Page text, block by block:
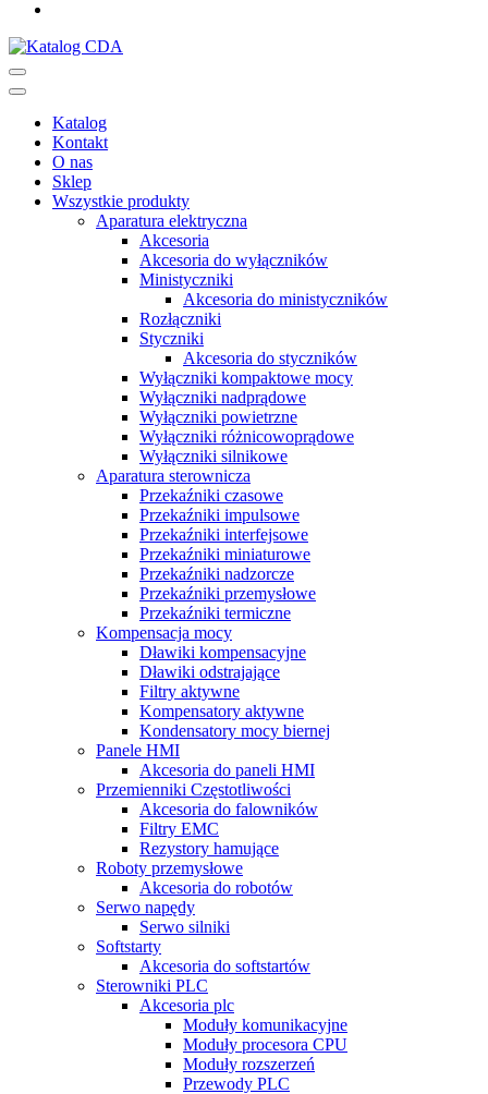
Katalog
Kontakt
O nas
Sklep
Wszystkie produkty
Aparatura elektryczna
Akcesoria
Akcesoria do wyłączników
Ministyczniki
Akcesoria do ministyczników
Rozłączniki
Styczniki
Akcesoria do styczników
Wyłączniki kompaktowe mocy
Wyłączniki nadprądowe
Wyłączniki powietrzne
Wyłączniki różnicowoprądowe
Wyłączniki silnikowe
Aparatura sterownicza
Przekaźniki czasowe
Przekaźniki impulsowe
Przekaźniki interfejsowe
Przekaźniki miniaturowe
Przekaźniki nadzorcze
Przekaźniki przemysłowe
Przekaźniki termiczne
Kompensacja mocy
Dławiki kompensacyjne
Dławiki odstrajające
Filtry aktywne
Kompensatory aktywne
Kondensatory mocy biernej
Panele HMI
Akcesoria do paneli HMI
Przemienniki Częstotliwości
Akcesoria do falowników
Filtry EMC
Rezystory hamujące
Roboty przemysłowe
Akcesoria do robotów
Serwo napędy
Serwo silniki
Softstarty
Akcesoria do softstartów
Sterowniki PLC
Akcesoria plc
Moduły komunikacyjne
Moduły procesora CPU
Moduły rozszerzeń
Przewody PLC